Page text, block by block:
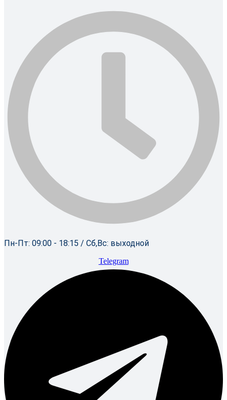
Пн-Пт: 09:00 - 18:15 / Сб,Вс: выходной
Telegram